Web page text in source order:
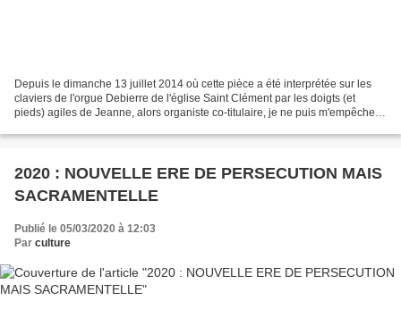
Depuis le dimanche 13 juillet 2014 où cette pièce a été interprétée sur les
claviers de l'orgue Debierre de l'église Saint Clément par les doigts (et
pieds) agiles de Jeanne, alors organiste co-titulaire, je ne puis m'empêcher
2020 : NOUVELLE ERE DE PERSECUTION MAIS
SACRAMENTELLE
Publié le 05/03/2020 à 12:03
Par culture